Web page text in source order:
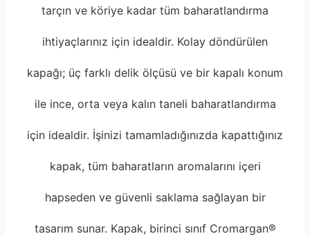
tarçın ve köriye kadar tüm baharatlandırma
ihtiyaçlarınız için idealdir. Kolay döndürülen
kapağı; üç farklı delik ölçüsü ve bir kapalı konum
ile ince, orta veya kalın taneli baharatlandırma
için idealdir. İşinizi tamamladığınızda kapattığınız
kapak, tüm baharatların aromalarını içeri
hapseden ve güvenli saklama sağlayan bir
tasarım sunar. Kapak, birinci sınıf Cromargan®